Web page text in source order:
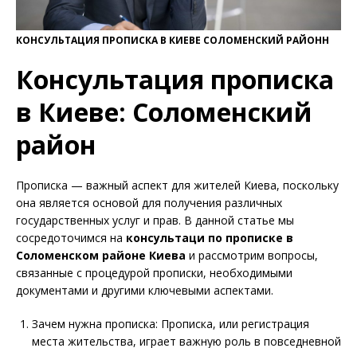
КОНСУЛЬТАЦИЯ ПРОПИСКА В КИЕВЕ СОЛОМЕНСКИЙ РАЙОНН
Консультация прописка
в Киеве: Соломенский
район
Прописка — важный аспект для жителей Киева, поскольку
она является основой для получения различных
государственных услуг и прав. В данной статье мы
сосредоточимся на консультаци по прописке в
Соломенском районе Киева и рассмотрим вопросы,
связанные с процедурой прописки, необходимыми
документами и другими ключевыми аспектами.
Зачем нужна прописка: Прописка, или регистрация
места жительства, играет важную роль в повседневной